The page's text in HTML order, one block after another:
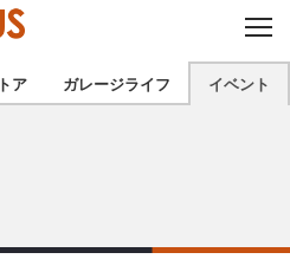
C
O
S
E
選プロショップを地域から探す
北陸
ア ガレージライフ イベント